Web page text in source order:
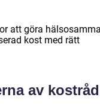
att göra
kost med rätt
av